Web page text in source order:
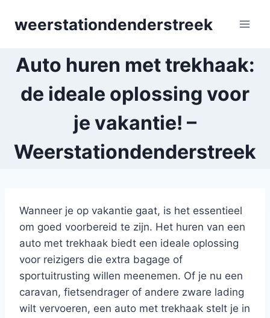
weerstationdenderstreek
Auto huren met trekhaak:
de ideale oplossing voor
je vakantie! –
Weerstationdenderstreek
Wanneer je op vakantie gaat, is het essentieel
om goed voorbereid te zijn. Het huren van een
auto met trekhaak biedt een ideale oplossing
voor reizigers die extra bagage of
sportuitrusting willen meenemen. Of je nu een
caravan, fietsendrager of andere zware lading
wilt vervoeren, een auto met trekhaak stelt je in